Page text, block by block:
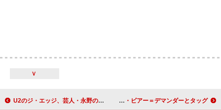
Ｖ
U2のジ・エッジ、芸人・永野のYouTubeチャンネルに出演 ジャン・クロード・ヴァニエ、最新作でマンドリン奏者ヴィンセント・ビアー＝デマンダーとタッグ